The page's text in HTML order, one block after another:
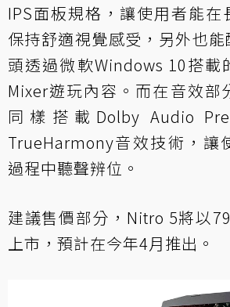
IPS面板規格，讓使用者能在
保持舒適視覺感受，另外也
頭透過微軟Windows 10搭載
Mixer遊玩內容。而在音效部
同樣搭載Dolby Audio
TrueHarmony音效技術，讓
過程中聽聲辨位。
建議售價部分，Nitro 5將以
上市，預計在今年4月推出。